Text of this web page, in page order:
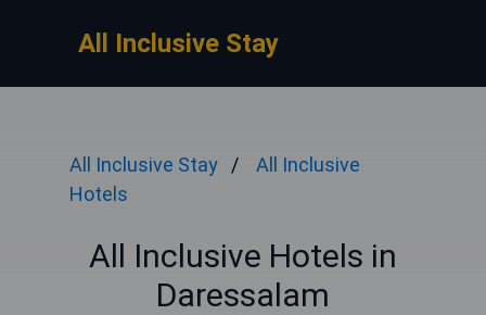
All Inclusive Stay
All Inclusive Stay
All Inclusive
Hotels
All Inclusive Hotels in
Daressalam